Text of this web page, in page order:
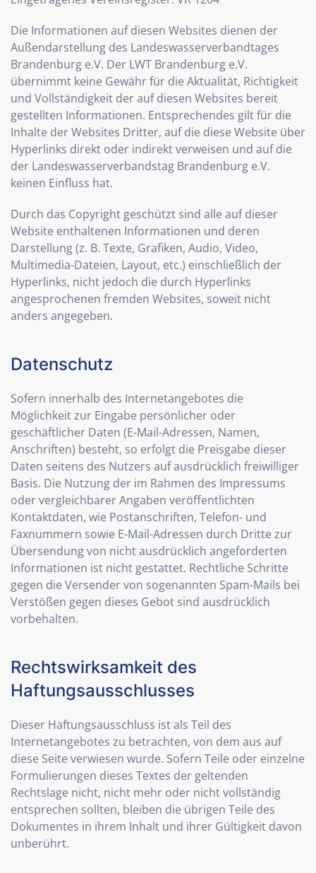
Die Informationen auf diesen Websites dienen der
Außendarstellung des Landeswasserverbandtages
Brandenburg e.V. Der LWT Brandenburg e.V.
übernimmt keine Gewähr für die Aktualität, Richtigkeit
und Vollständigkeit der auf diesen Websites bereit
gestellten Informationen. Entsprechendes gilt für die
Inhalte der Websites Dritter, auf die diese Website über
Hyperlinks direkt oder indirekt verweisen und auf die
der Landeswasserverbandstag Brandenburg e.V.
keinen Einfluss hat.
Durch das Copyright geschützt sind alle auf dieser
Website enthaltenen Informationen und deren
Darstellung (z. B. Texte, Grafiken, Audio, Video,
Multimedia-Dateien, Layout, etc.) einschließlich der
Hyperlinks, nicht jedoch die durch Hyperlinks
angesprochenen fremden Websites, soweit nicht
anders angegeben.
Datenschutz
Sofern innerhalb des Internetangebotes die
Möglichkeit zur Eingabe persönlicher oder
geschäftlicher Daten (E-Mail-Adressen, Namen,
Anschriften) besteht, so erfolgt die Preisgabe dieser
Daten seitens des Nutzers auf ausdrücklich freiwilliger
Basis. Die Nutzung der im Rahmen des Impressums
oder vergleichbarer Angaben veröffentlichten
Kontaktdaten, wie Postanschriften, Telefon- und
Faxnummern sowie E-Mail-Adressen durch Dritte zur
Übersendung von nicht ausdrücklich angeforderten
Informationen ist nicht gestattet. Rechtliche Schritte
gegen die Versender von sogenannten Spam-Mails bei
Verstößen gegen dieses Gebot sind ausdrücklich
vorbehalten.
Rechtswirksamkeit des
Haftungsausschlusses
Dieser Haftungsausschluss ist als Teil des
Internetangebotes zu betrachten, von dem aus auf
diese Seite verwiesen wurde. Sofern Teile oder einzelne
Formulierungen dieses Textes der geltenden
Rechtslage nicht, nicht mehr oder nicht vollständig
entsprechen sollten, bleiben die übrigen Teile des
Dokumentes in ihrem Inhalt und ihrer Gültigkeit davon
unberührt.